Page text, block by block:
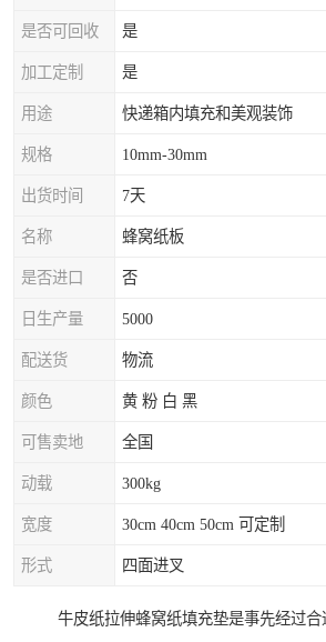
是否可回收 是
加工定制 是
用途 快递箱内填充和美观装饰
规格 10mm-30mm
出货时间 7天
名称 蜂窝纸板
是否进口 否
日生产量 5000
配送货 物流
颜色 黄 粉 白 黑
可售卖地 全国
动载 300kg
宽度 30cm 40cm 50cm 可定制
形式 四面进叉
牛皮纸拉伸蜂窝纸填充垫是事先经过